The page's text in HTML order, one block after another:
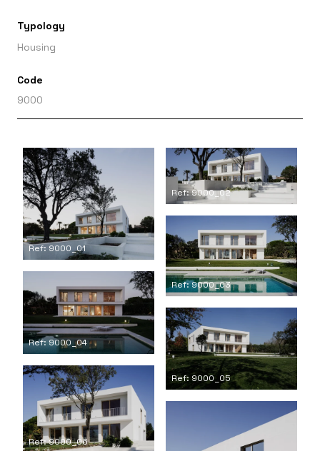
Typology
Housing
Code
9000
Ref: 9000_01
Ref: 9000_02
Ref: 9000_03
Ref: 9000_04
Ref: 9000_05
Ref: 9000_06